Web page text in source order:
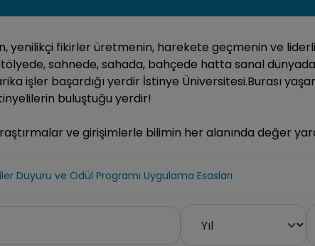
yenilikçi fikirler üretmenin, harekete geçmenin ve
sahnede, sahada, bahçede hatta sanal
işler başardığı yerdir İstinye Üniversitesi.Burası
buluştuğu yerdir!
ve girişimlerle bilimin her alanında değer
Duyuru ve Ödül Programı Uygulama Esasları